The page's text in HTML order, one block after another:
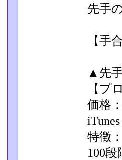
先手
【手
▲先
【プ
価格
特徴
100